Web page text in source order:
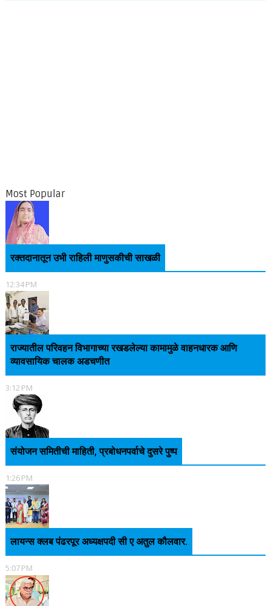
Most Popular
रक्तदानातून उभी राहिली माणुसकीची साखळी
12:34 PM
राज्यातील परिवहन विभागाच्या रखडलेल्या कामामुळे वाहनधारक आणि
व्यावसायिक चालक अडचणीत
3:12 PM
संयोजन समितीची माहिती, प्रबोधनपर्वाचे दुसरे पुष्प
1:26 PM
लायन्स क्लब पंढरपूर अध्यक्षपदी सी ए अतुल कौलवार.
5:07 PM